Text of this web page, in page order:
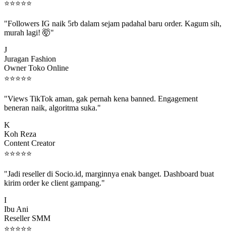
murah lagi! 🤯"
Juragan Fashion
Owner Toko Online
⭐⭐⭐⭐⭐
beneran naik, algoritma suka."
Koh Reza
Content Creator
⭐⭐⭐⭐⭐
kirim order ke client gampang."
Ibu Ani
Reseller SMM
⭐⭐⭐⭐⭐